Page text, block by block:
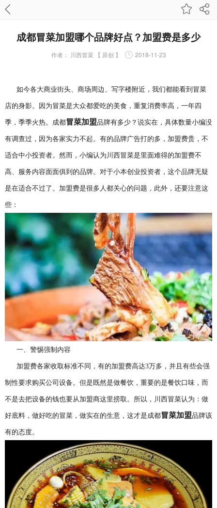
成都冒菜加盟哪个品牌好点？加盟费是多少
作者： 川西冒菜 【 原创 】 2018-11-23
如今各大商业街头、商场周边、写字楼附近，我们都能看到冒菜
店的身影。因为冒菜是大众都爱吃的美食，重复消费率高，一年四
季，季季火热。成都冒菜加盟品牌有多少？说实在，具体数量小编没
有调查过，因为各家实力不起。有的品牌广告打的多，加盟费贵，不
适合中小投资者。然而，小编认为川西冒菜是里面难得的加盟费不
高、服务内容面面俱到的品牌。对于小本创业投资者，这个品牌无疑
是在适合不过了。加盟费是很多人都关心的问题，此外，还要注意这
些：
一、警惕强制内容
加盟费各家收取标准不同，有的加盟费高达3万多，并且有些会强
制性要求购买公司设备。但是既然是做餐饮，重要的是餐饮口味，而
不是去把设备的钱也要从加盟商这里捞取。所以，川西冒菜认为：做
好底料，做好吃的冒菜，做实在的生意，这才是成都冒菜加盟品牌该
有的态度。